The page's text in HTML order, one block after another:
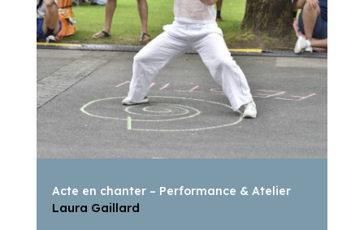
Acte en chanter – Performance & Atelier
Laura Gaillard